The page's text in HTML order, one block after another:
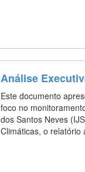
Análise
Este documento
foco no
dos Santos Neves
Climáticas, o